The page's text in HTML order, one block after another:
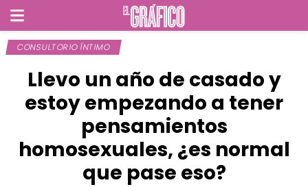
CONSULTORIO ÍNTIMO
Llevo un año de casado y
estoy empezando a tener
pensamientos
homosexuales, ¿es normal
que pase eso?